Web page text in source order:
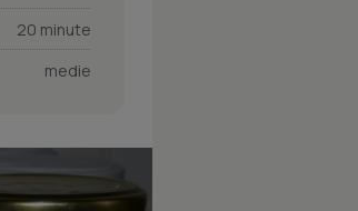
20 minute
medie